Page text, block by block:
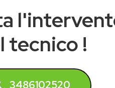
tecnico !
3486102520